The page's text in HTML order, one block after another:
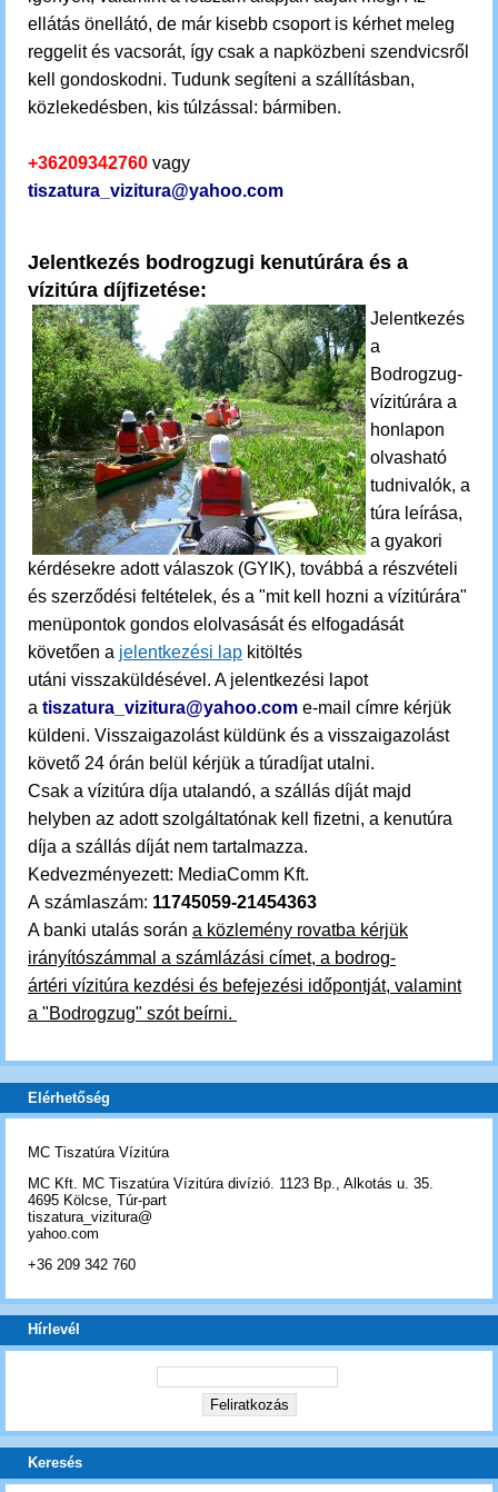
ellátás önellátó, de már kisebb csoport is kérhet meleg
reggelit és vacsorát, így csak a napközbeni szendvicsről
kell gondoskodni. Tudunk segíteni a szállításban,
közlekedésben, kis túlzással: bármiben.
+36209342760 vagy
tiszatura_vizitura@yahoo.com
Jelentkezés bodrogzugi kenutúrára és a
vízitúra díjfizetése:
Jelentkezés
a
Bodrogzug-
vízitúrára a
honlapon
olvasható
tudnivalók, a
túra leírása,
a gyakori
kérdésekre adott válaszok (GYIK), továbbá a részvételi
és szerződési feltételek, és a "mit kell hozni a vízitúrára"
menüpontok gondos elolvasását és elfogadását
követően a jelentkezési lap kitöltés
utáni visszaküldésével. A jelentkezési lapot
a tiszatura_vizitura@yahoo.com e-mail címre kérjük
küldeni. Visszaigazolást küldünk és a visszaigazolást
követő 24 órán belül kérjük a túradíjat utalni.
Csak a vízitúra díja utalandó, a szállás díját majd
helyben az adott szolgáltatónak kell fizetni, a kenutúra
díja a szállás díját nem tartalmazza.
Kedvezményezett: MediaComm Kft.
A számlaszám: 11745059-21454363
A banki utalás során a közlemény rovatba kérjük
irányítószámmal a számlázási címet, a bodrog-
ártéri vízitúra kezdési és befejezési időpontját, valamint
a "Bodrogzug" szót beírni.
Elérhetőség
MC Tiszatúra Vízitúra
MC Kft. MC Tiszatúra Vízitúra divízió. 1123 Bp., Alkotás u. 35.
4695 Kölcse, Túr-part
tiszatura_vizitura@
yahoo.com
+36 209 342 760
Hírlevél
Keresés